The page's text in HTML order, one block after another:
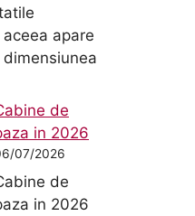
apare
de
in 2026
07/2026
de
in 2026